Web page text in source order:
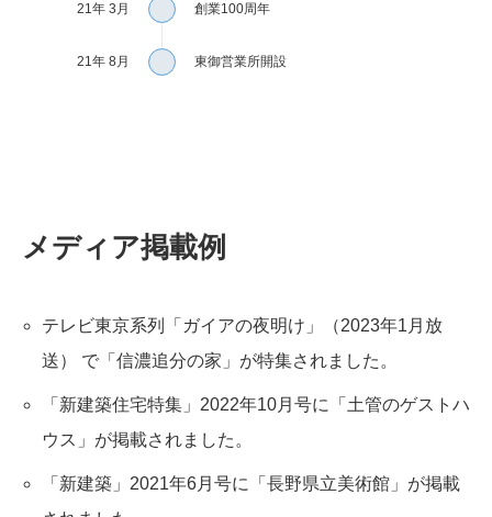
21年 3月 創業100周年
21年 8月 東御営業所開設
メディア掲載例
テレビ東京系列「ガイアの夜明け」（2023年1月放
送） で「信濃追分の家」が特集されました。
「新建築住宅特集」2022年10月号に「土管のゲストハ
ウス」が掲載されました。
「新建築」2021年6月号に「長野県立美術館」が掲載